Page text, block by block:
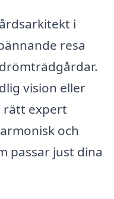
i
resa
vision eller
rätt expert
och
passar just dina